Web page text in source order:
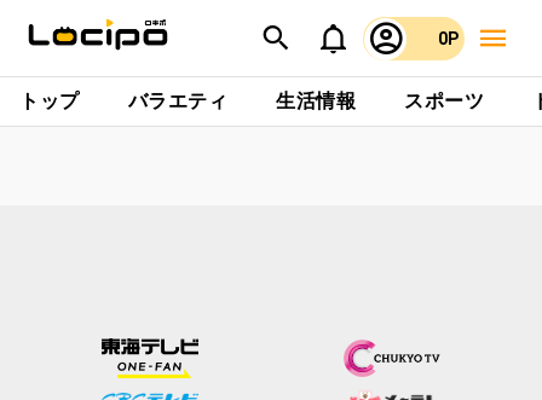
0P
トップ バラエティ 生活情報 スポーツ